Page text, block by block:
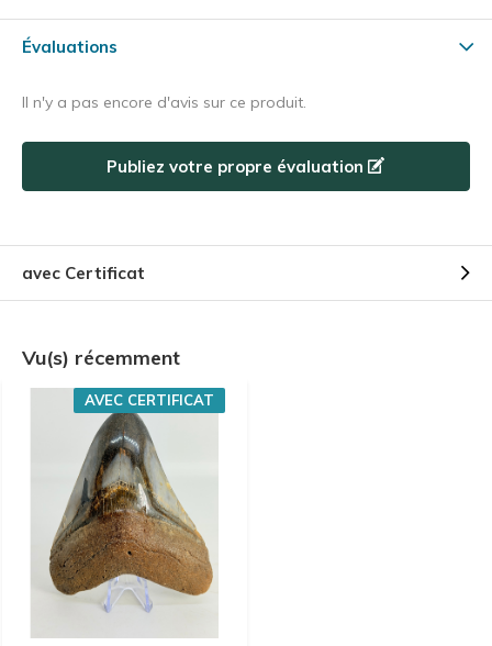
Évaluations
Il n'y a pas encore d'avis sur ce produit.
Publiez votre propre évaluation
avec Certificat
Vu(s) récemment
AVEC CERTIFICAT